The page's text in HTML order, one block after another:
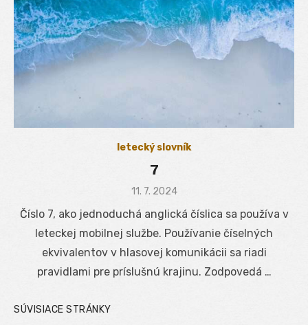
letecký slovník
7
Posted
11. 7. 2024
Číslo 7, ako jednoduchá anglická číslica sa používa v
leteckej mobilnej službe. Používanie číselných
ekvivalentov v hlasovej komunikácii sa riadi
pravidlami pre príslušnú krajinu. Zodpovedá …
SÚVISIACE STRÁNKY